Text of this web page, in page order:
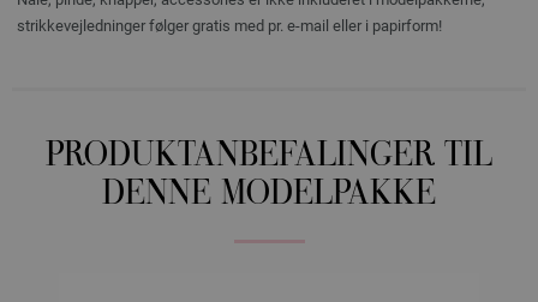
strikkevejledninger følger gratis med pr. e-mail eller i papirform!
PRODUKTANBEFALINGER TIL
DENNE MODELPAKKE